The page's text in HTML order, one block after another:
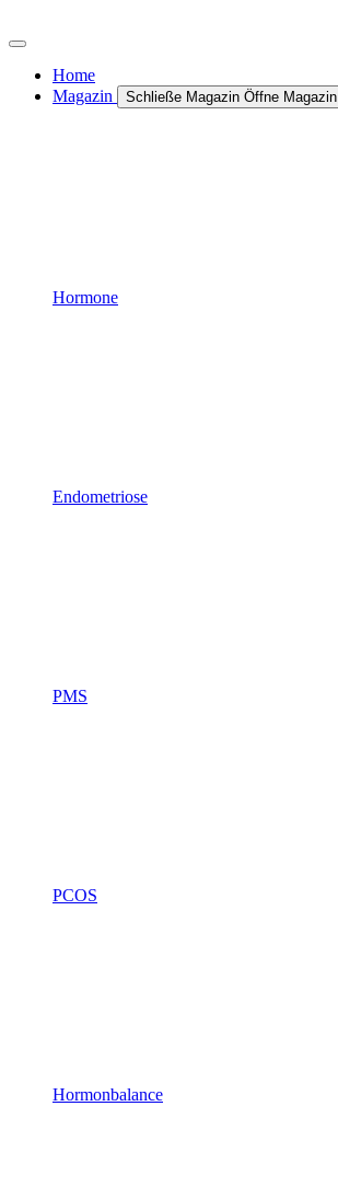
Inhalt
Home
Magazin
Schließe Magazin Öffne Magazin
Hormone
Endometriose
PMS
PCOS
Hormonbalance